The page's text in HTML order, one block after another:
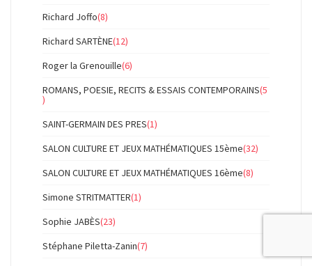
Richard Joffo(8)
Richard SARTÈNE(12)
Roger la Grenouille(6)
ROMANS, POESIE, RECITS & ESSAIS CONTEMPORAINS(5
)
SAINT-GERMAIN DES PRES(1)
SALON CULTURE ET JEUX MATHÉMATIQUES 15ème(32)
SALON CULTURE ET JEUX MATHÉMATIQUES 16ème(8)
Simone STRITMATTER(1)
Sophie JABÈS(23)
Stéphane Piletta-Zanin(7)